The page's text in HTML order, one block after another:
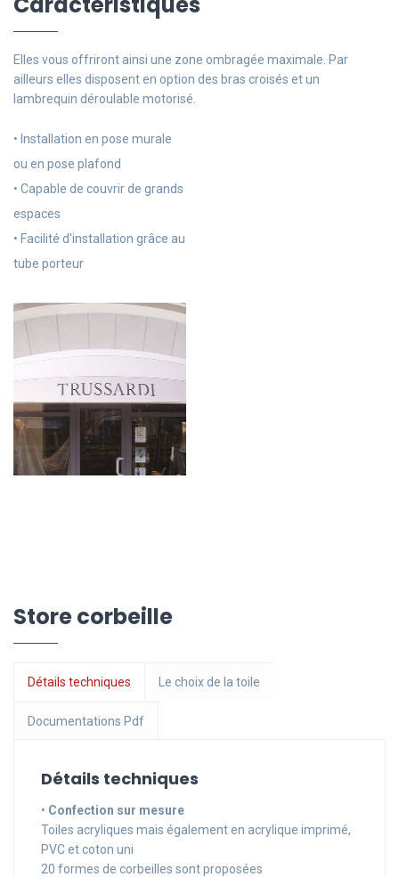
Elles vous offriront ainsi une zone ombragée maximale. Par
ailleurs elles disposent en option des bras croisés et un
lambrequin déroulable motorisé.
• Installation en pose murale
ou en pose plafond
• Capable de couvrir de grands
espaces
• Facilité d'installation grâce au
tube porteur
Store corbeille
Détails techniques Le choix de la toile
Documentations Pdf
Détails techniques
• Confection sur mesure
Toiles acryliques mais également en acrylique imprimé,
PVC et coton uni
20 formes de corbeilles sont proposées